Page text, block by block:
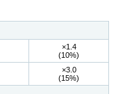
×1.4
(10%)
×3.0
(15%)